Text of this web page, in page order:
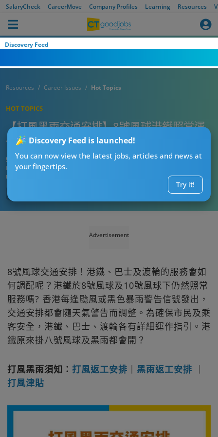
SalaryCheck CareerMove Company Profiles Learning Resources
Discovery Feed
Discovery Feed is launched!
You can now view the latest jobs, articles and news at
your fingertips.
Try it!
Resources Career Issues Hot Topics
HOT TOPICS
【打風黑雨交通安排】8號風球港鐵照常運
作？巴士／渡輪幾時恢復正常服務？
CT返工天氣預報員
Published:2026-07-31 11:05
Updated:
Advertisement
8號風球交通安排！港鐵、巴士及渡輪的服務會如
何調配呢？港鐵於8號風球及10號風球下仍然照常
服務嗎? 香港每逢颱風或黑色暴雨警告信號發出，
交通安排都會隨天氣警告而調整。為確保市民及乘
客安全，港鐵、巴士、渡輪各有詳細運作指引。港
鐵原來掛八號風球及黑雨都會開？
打風黑雨須知： 打風返工安排 黑雨返工安排
打風津貼